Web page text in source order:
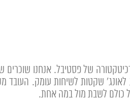
עסקיים מוצלחים נבנים בארכיטקטורה של פסטיבל. אנחנו
לאונג' שקטות לשיחות עומק. העובד
כולם לשבת מול במה אחת.